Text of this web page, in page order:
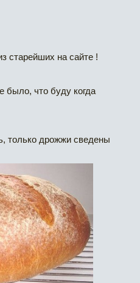
старейших на сайте !
было, что буду когда
только дрожжи сведены